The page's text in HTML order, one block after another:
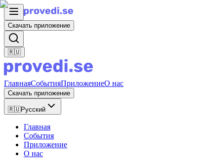
Скачать приложение
🇷🇺
ГлавнаяСобытияПриложениеО нас
Скачать приложение
🇷🇺Русский
Главная
События
Приложение
О нас